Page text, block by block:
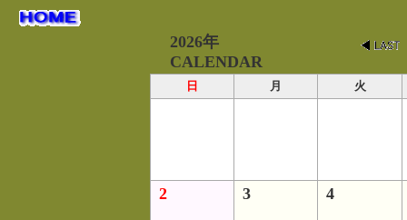
2026年
CALENDAR
日 月 火
2 3 4